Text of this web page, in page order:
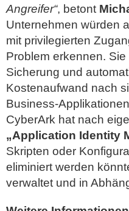
Angreifer“, betont
Unternehmen würden
mit privilegierten
Problem erkennen.
Sicherung und
Kostenaufwand nach
Business-
CyberArk hat nach
„Application Identity
Skripten oder
eliminiert werden
verwaltet und in